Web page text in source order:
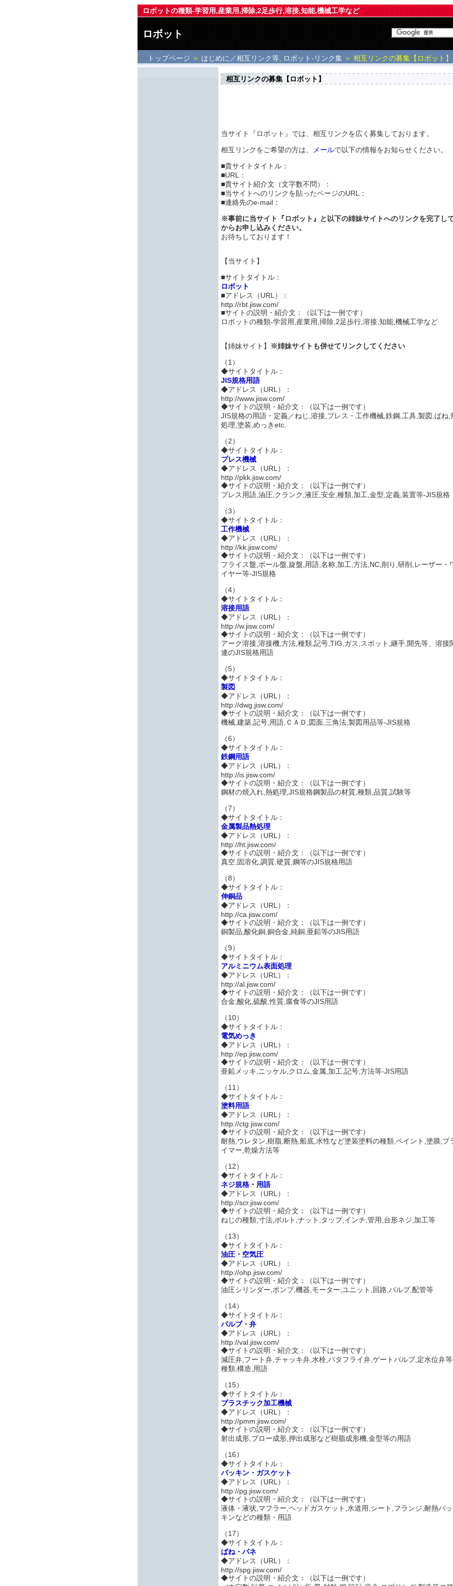
ロボットの種類-学習用,産業用,掃除,2足歩行,溶接,知能,機械工学など
ロボット
トップページ ＞ はじめに／相互リンク等, ロボット-リンク集 ＞ 相互リンクの募集【ロボット】
相互リンクの募集【ロボット】
当サイト『ロボット』では、相互リンクを広く募集しております。
相互リンクをご希望の方は、
メールで以下の情報をお知らせください。
■貴サイトタイトル：
■URL：
■貴サイト紹介文（文字数不問）：
■当サイトへのリンクを貼ったページのURL：
■連絡先のe-mail：
※事前に当サイト『ロボット 』と以下の姉妹サイトへのリンクを完了し
からお申し込みください。
お待ちしております！
【当サイト】
■サイトタイトル：
ロボット
■アドレス（URL）：
http://rbt.jisw.com/
■サイトの説明・紹介文：（以下は一例です）
ロボットの種類-学習用,産業用,掃除,2足歩行,溶接,知能,機械工学など
【姉妹サイト】
※姉妹サイトも併せてリンクしてください
（1）
◆サイトタイトル：
JIS規格用語
◆アドレス（URL）：
http://www.jisw.com/
◆サイトの説明・紹介文：（以下は一例です）
JIS規格の用語・定義／ねじ,溶接,プレス・工作機械,鉄鋼,工具,製図,ばね,
処理,塗装,めっきetc.
（2）
◆サイトタイトル：
プレス機械
◆アドレス（URL）：
http://pkk.jisw.com/
◆サイトの説明・紹介文：（以下は一例です）
プレス用語,油圧,クランク,液圧,安全,種類,加工,金型,定義,装置等-JIS規格
（3）
◆サイトタイトル：
工作機械
◆アドレス（URL）：
http://kk.jisw.com/
◆サイトの説明・紹介文：（以下は一例です）
フライス盤,ボール盤,旋盤,用語,名称,加工,方法,NC,削り,研削,レーザー・
イヤー等-JIS規格
（4）
◆サイトタイトル：
溶接用語
◆アドレス（URL）：
http://w.jisw.com/
◆サイトの説明・紹介文：（以下は一例です）
アーク溶接,溶接機,方法,種類,記号,TIG,ガス,スポット,継手,開先等、溶接
連のJIS規格用語
（5）
◆サイトタイトル：
製図
◆アドレス（URL）：
http://dwg.jisw.com/
◆サイトの説明・紹介文：（以下は一例です）
機械,建築,記号,用語,ＣＡＤ,図面,三角法,製図用品等-JIS規格
（6）
◆サイトタイトル：
鉄鋼用語
◆アドレス（URL）：
http://is.jisw.com/
◆サイトの説明・紹介文：（以下は一例です）
鋼材の焼入れ,熱処理,JIS規格鋼製品の材質,種類,品質,試験等
（7）
◆サイトタイトル：
金属製品熱処理
◆アドレス（URL）：
http://ht.jisw.com/
◆サイトの説明・紹介文：（以下は一例です）
真空,固溶化,調質,硬質,鋼等のJIS規格用語
（8）
◆サイトタイトル：
伸銅品
◆アドレス（URL）：
http://ca.jisw.com/
◆サイトの説明・紹介文：（以下は一例です）
銅製品,酸化銅,銅合金,純銅,亜鉛等のJIS用語
（9）
◆サイトタイトル：
アルミニウム表面処理
◆アドレス（URL）：
http://al.jisw.com/
◆サイトの説明・紹介文：（以下は一例です）
合金,酸化,硫酸,性質,腐食等のJIS用語
（10）
◆サイトタイトル：
電気めっき
◆アドレス（URL）：
http://ep.jisw.com/
◆サイトの説明・紹介文：（以下は一例です）
亜鉛メッキ,ニッケル,クロム,金属,加工,記号,方法等-JIS用語
（11）
◆サイトタイトル：
塗料用語
◆アドレス（URL）：
http://ctg.jisw.com/
◆サイトの説明・紹介文：（以下は一例です）
耐熱,ウレタン,樹脂,断熱,船底,水性など塗装塗料の種類,ペイント,塗膜,プ
イマー,乾燥方法等
（12）
◆サイトタイトル：
ネジ規格・用語
◆アドレス（URL）：
http://scr.jisw.com/
◆サイトの説明・紹介文：（以下は一例です）
ねじの種類,寸法,ボルト,ナット,タップ,インチ,管用,台形ネジ,加工等
（13）
◆サイトタイトル：
油圧・空気圧
◆アドレス（URL）：
http://ohp.jisw.com/
◆サイトの説明・紹介文：（以下は一例です）
油圧シリンダー,ポンプ,機器,モーター,ユニット,回路,バルブ,配管等
（14）
◆サイトタイトル：
バルブ・弁
◆アドレス（URL）：
http://val.jisw.com/
◆サイトの説明・紹介文：（以下は一例です）
減圧弁,フート弁,チャッキ弁,水栓,バタフライ弁,ゲートバルブ,定水位弁
種類,構造,用語
（15）
◆サイトタイトル：
プラスチック加工機械
◆アドレス（URL）：
http://pmm.jisw.com/
◆サイトの説明・紹介文：（以下は一例です）
射出成形,ブロー成形,押出成形など樹脂成形機,金型等の用語
（16）
◆サイトタイトル：
パッキン・ガスケット
◆アドレス（URL）：
http://pg.jisw.com/
◆サイトの説明・紹介文：（以下は一例です）
液体・液状,マフラー,ヘッドガスケット,水道用,シート,フランジ,耐熱パッ
キンなどの種類・用語
（17）
◆サイトタイトル：
ばね・バネ
◆アドレス（URL）：
http://spg.jisw.com/
◆サイトの説明・紹介文：（以下は一例です）